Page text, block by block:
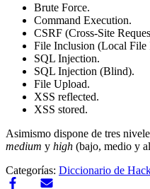
Brute Force.
Command Execution.
CSRF (Cross-Site
File Inclusion (Local File
SQL Injection.
SQL Injection (Blind).
File Upload.
XSS reflected.
XSS stored.
Asimismo dispone de tres
medium y high (bajo, medio y
Categorías: Diccionario de